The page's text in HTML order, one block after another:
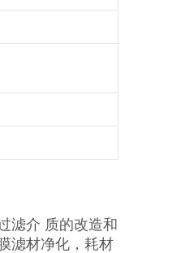
滤介 质的改造和
滤材净化，耗材